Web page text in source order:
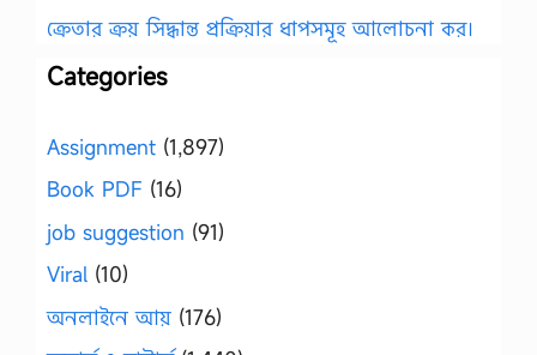
ক্রেতার ক্রয় সিদ্ধান্ত প্রক্রিয়ার ধাপসমূহ আলোচনা কর।
Categories
Assignment (1,897)
Book PDF (16)
job suggestion (91)
Viral (10)
অনলাইনে আয় (176)